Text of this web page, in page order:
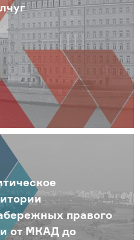
правого
от МКАД до